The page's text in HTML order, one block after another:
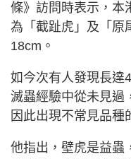
條》訪問時表示，本
為「截趾虎」及「原
18cm。
如今次有人發現長達
滅蟲經驗中從未見過
因此出現不常見品種
他指出，壁虎是益蟲